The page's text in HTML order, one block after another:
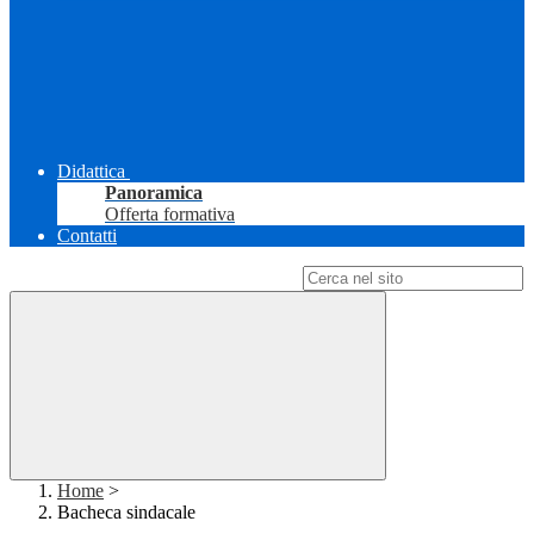
Didattica
Panoramica
Offerta formativa
Contatti
Home >
Bacheca sindacale